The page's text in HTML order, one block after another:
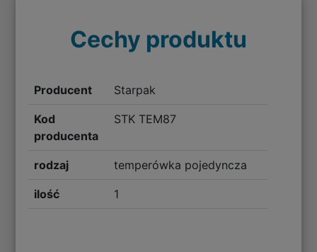
Cechy produktu
Producent Starpak
Kod
producenta
STK TEM87
rodzaj temperówka pojedyncza
ilość 1